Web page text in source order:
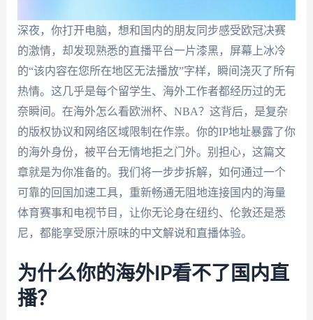
深夜，你打开电脑，想和国内的朋友同步感受欧冠决赛
的激情，却发现熟悉的直播平台一片漆黑，屏幕上冰冷
的“该内容在您所在地区无法播放”字样，瞬间浇灭了所有
热情。这几乎是每个留学生、海外工作者都经历过的无
奈瞬间。在海外怎么看欧洲杯、NBA？这背后，是复杂
的版权协议和网络区域限制在作祟。你的IP地址暴露了你
的海外身份，被平台无情地拒之门外。别担心，这篇文
章就是为你准备的。我们将一步步拆解，如何通过一个
可靠的回国加速工具，重新畅通无阻地连接国内的海量
体育赛事和电视节目，让你无论身在纽约、伦敦还是悉
尼，都能享受原汁原味的中文解说和直播体验。
为什么你的海外IP看不了国内直
播？